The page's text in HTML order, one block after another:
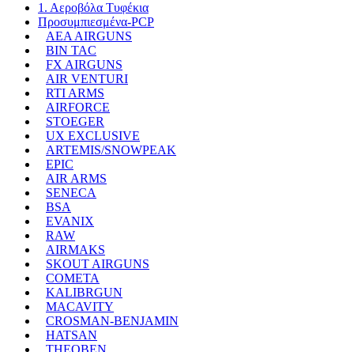
1. Αεροβόλα Τυφέκια
Προσυμπιεσμένα-PCP
AEA AIRGUNS
BIN TAC
FX AIRGUNS
AIR VENTURI
RTI ARMS
AIRFORCE
STOEGER
UX EXCLUSIVE
ARTEMIS/SNOWPEAK
EPIC
AIR ARMS
SENECA
BSA
EVANIX
RAW
AIRMAKS
SKOUT AIRGUNS
COMETA
KALIBRGUN
MACAVITY
CROSMAN-BENJAMIN
HATSAN